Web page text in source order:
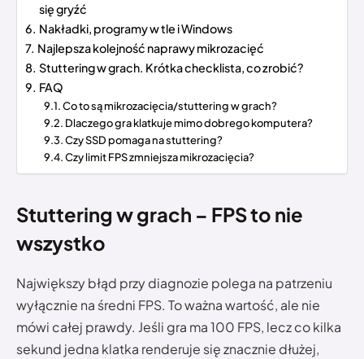
się gryźć
Nakładki, programy w tle i Windows
Najlepsza kolejność naprawy mikrozacięć
Stuttering w grach. Krótka checklista, co zrobić?
FAQ
Co to są mikrozacięcia/stuttering w grach?
Dlaczego gra klatkuje mimo dobrego komputera?
Czy SSD pomaga na stuttering?
Czy limit FPS zmniejsza mikrozacięcia?
Stuttering w grach – FPS to nie
wszystko
Największy błąd przy diagnozie polega na patrzeniu
wyłącznie na średni FPS. To ważna wartość, ale nie
mówi całej prawdy. Jeśli gra ma 100 FPS, lecz co kilka
sekund jedna klatka renderuje się znacznie dłużej,